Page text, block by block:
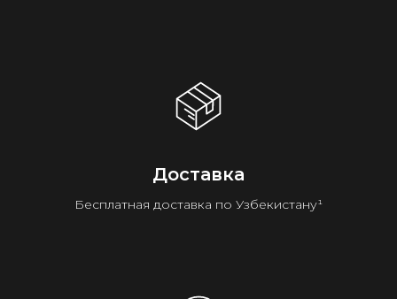
Доставка
Бесплатная доставка по Узбекистану¹